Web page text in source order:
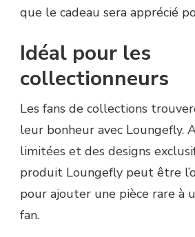
que le cadeau sera apprécié
Idéal pour les
collectionneurs
Les fans de collections
leur bonheur avec Loungefly.
limitées et des designs
produit Loungefly peut être
pour ajouter une pièce rare à
fan.